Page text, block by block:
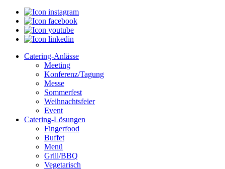
Catering-Anlässe
Meeting
Konferenz/Tagung
Messe
Sommerfest
Weihnachtsfeier
Event
Catering-Lösungen
Fingerfood
Buffet
Menü
Grill/BBQ
Vegetarisch